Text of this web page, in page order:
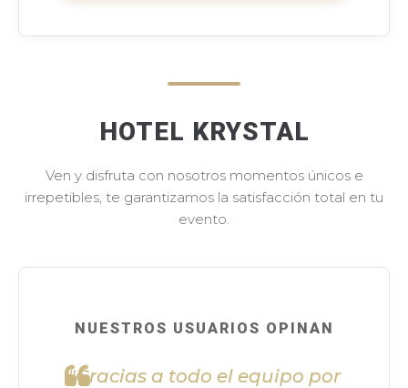
HOTEL KRYSTAL
Ven y disfruta con nosotros momentos únicos e
irrepetibles, te garantizamos la satisfacción total en tu
evento.
NUESTROS USUARIOS OPINAN
"Gracias a todo el equipo por